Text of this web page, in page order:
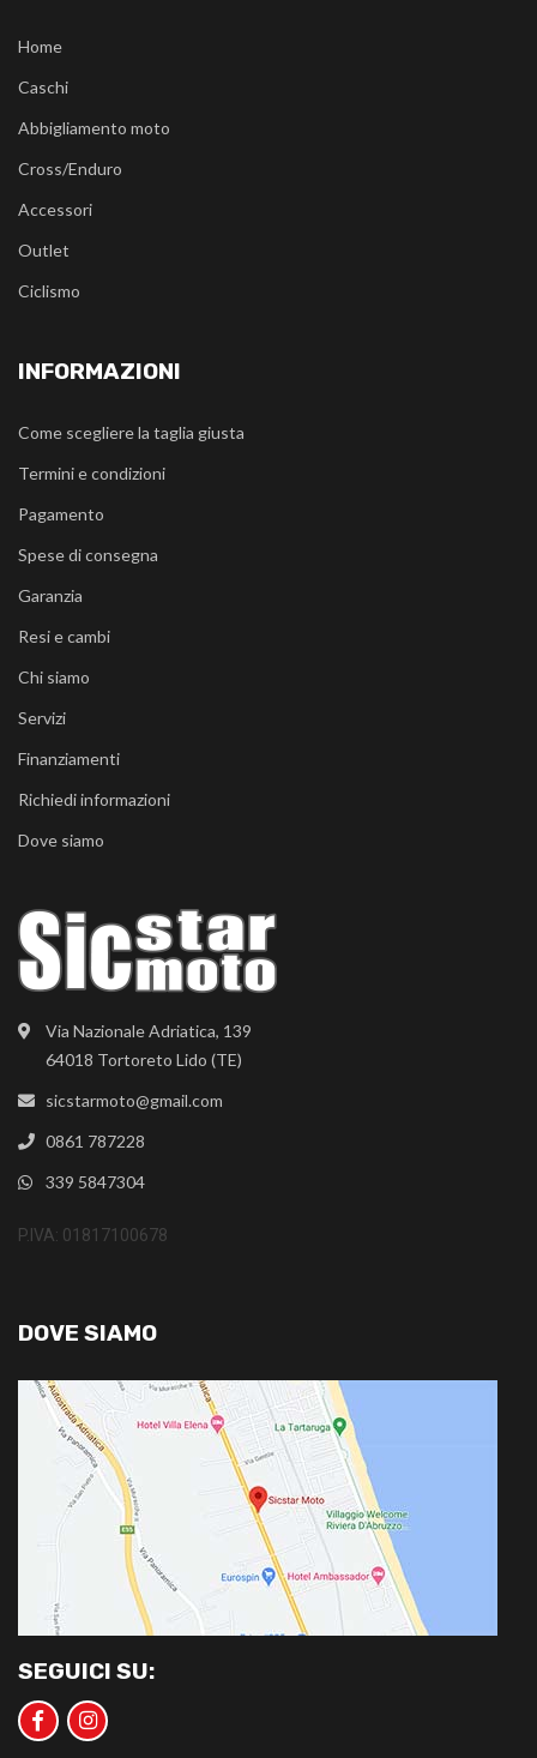
Via Nazionale Adriatica, 139
64018 Tortoreto Lido (TE)
sicstarmoto@gmail.com
0861 787228
339 5847304
P.IVA: 01817100678
Home
Caschi
Abbigliamento moto
Cross/Enduro
Accessori
Outlet
Ciclismo
INFORMAZIONI
Come scegliere la taglia giusta
Termini e condizioni
Pagamento
Spese di consegna
Garanzia
Resi e cambi
Chi siamo
Servizi
Finanziamenti
Richiedi informazioni
Dove siamo
DOVE SIAMO
SEGUICI SU: